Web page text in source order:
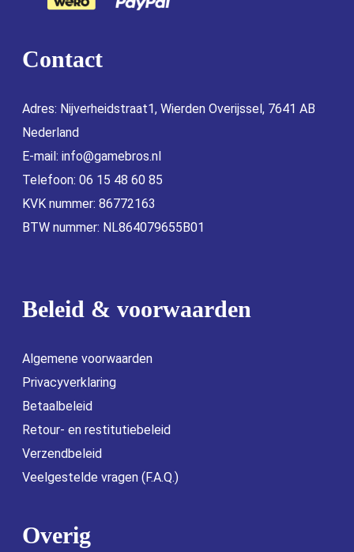
Contact
Adres: Nijverheidstraat1, Wierden Overijssel, 7641 AB
Nederland
E-mail: info@gamebros.nl
Telefoon: 06 15 48 60 85
KVK nummer: 86772163
BTW nummer: NL864079655B01
Beleid & voorwaarden
Algemene voorwaarden
Privacyverklaring
Betaalbeleid
Retour- en restitutiebeleid
Verzendbeleid
Veelgestelde vragen (F.A.Q.)
Overig